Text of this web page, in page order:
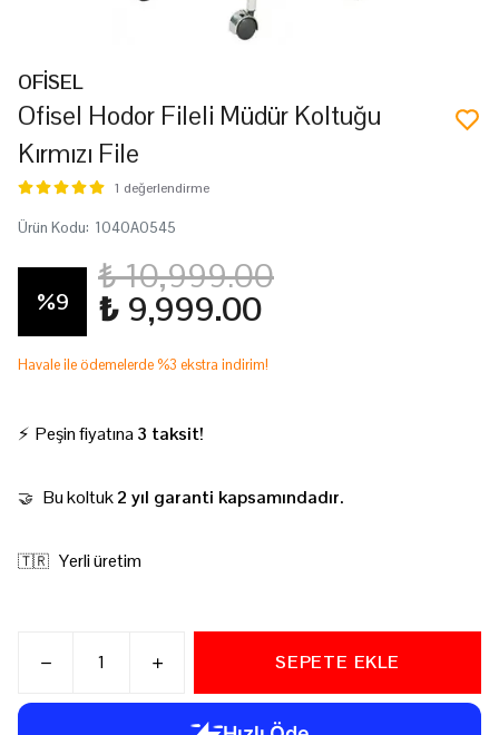
OFİSEL
Ofisel Hodor Fileli Müdür Koltuğu
Kırmızı File
1 değerlendirme
Ürün Kodu: 1040A0545
%9
₺ 10,999.00
₺ 9,999.00
Havale ile ödemelerde %3 ekstra indirim!
⚡ Peşin fiyatına 3 taksit!
🤝 Bu koltuk2 yıl garanti kapsamındadır.
🇹🇷 Yerli üretim
SEPETE EKLE